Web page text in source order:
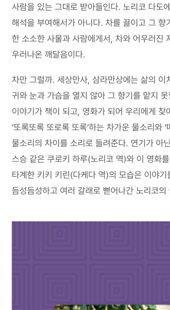
사람을 있는 그대로 받아들인다. 노리코 다도
해석을 부여해서가 아니다. 차를 끓이고 그 향
한 소소한 사물과 사람에게서, 차와 어우러진
우러나온 깨달음이다.
차만 그럴까. 세상만사, 삼라만상에는 삶의 이
귀와 눈과 가슴을 열지 않아 그 향기를 맡지
이야기가 책이 되고, 영화가 되어 우리에게 찾
‘또록또록 또로록 또록’하는 차가운 물소리와
물소리의 차이를 소리로 들려준다. 연기가 아
스승 같은 쿠로키 하루(노리코 역)와 이 영화
타계한 키키 키린(다케다 역)의 모습은 이야
듬성듬성하고 여러 갈래로 뻗어나간 노리코의